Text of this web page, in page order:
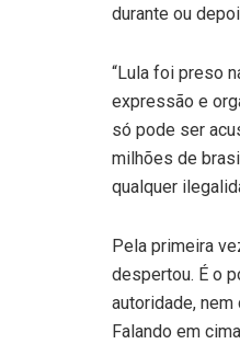
durante ou
“Lula foi preso
expressão e
só pode ser
milhões de
qualquer
Pela primeira
despertou. É o
autoridade,
Falando em